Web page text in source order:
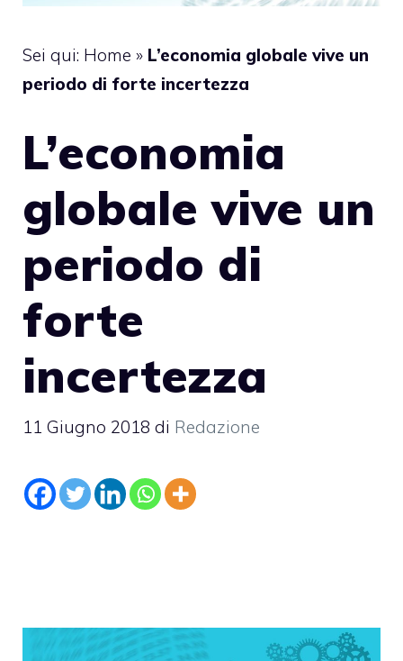
Sei qui: Home » L’economia globale vive un
periodo di forte incertezza
L’economia
globale vive un
periodo di
forte
incertezza
11 Giugno 2018 di Redazione